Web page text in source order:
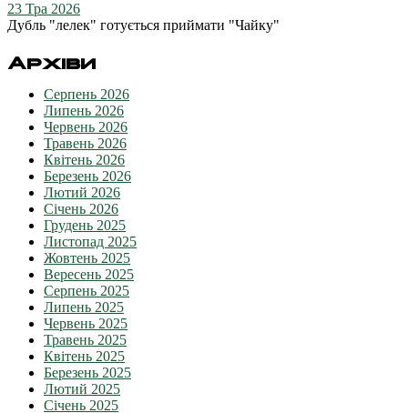
23 Тра 2026
Дубль "лелек" готується приймати "Чайку"
Архіви
Серпень 2026
Липень 2026
Червень 2026
Травень 2026
Квітень 2026
Березень 2026
Лютий 2026
Січень 2026
Грудень 2025
Листопад 2025
Жовтень 2025
Вересень 2025
Серпень 2025
Липень 2025
Червень 2025
Травень 2025
Квітень 2025
Березень 2025
Лютий 2025
Січень 2025